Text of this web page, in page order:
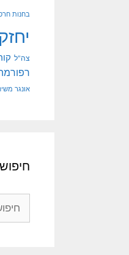
בחנות
צה"ל
אונגר
חיפוש